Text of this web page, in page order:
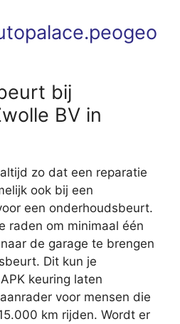
bij
BV in
zo dat een reparatie
ook bij een
een onderhoudsbeurt.
raden om minimaal één
de garage te brengen
Dit kun je
keuring laten
voor mensen die
km rijden. Wordt er